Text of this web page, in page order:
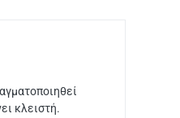
κλειστή.